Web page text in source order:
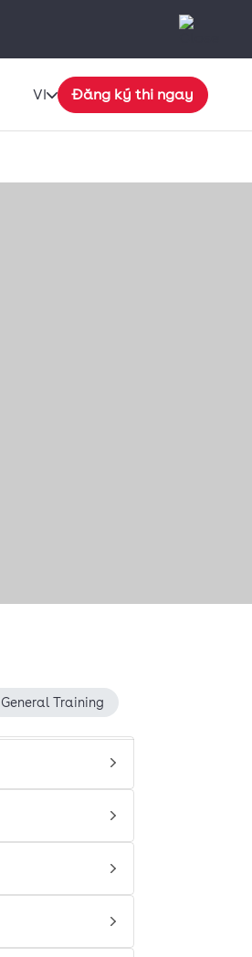
VI Đăng ký thi ngay
General Training